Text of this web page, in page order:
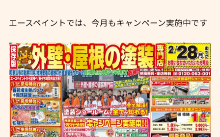
エースペイントでは、今月もキャンペーン実施中です